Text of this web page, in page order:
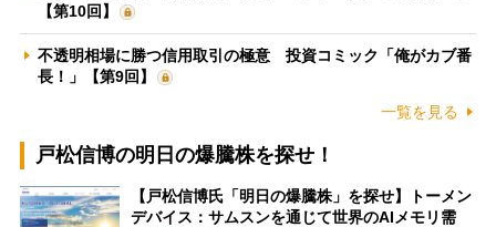
【第10回】
不透明相場に勝つ信用取引の極意 投資コミック「俺がカブ番
長！」【第9回】
一覧を見る
戸松信博の明日の爆騰株を探せ！
【戸松信博氏「明日の爆騰株」を探せ】トーメン
デバイス：サムスンを通じて世界のAIメモリ需